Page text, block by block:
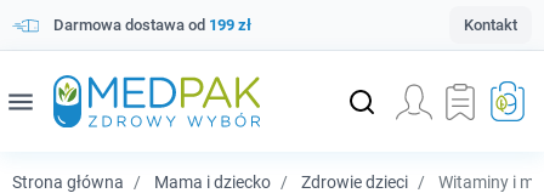
Darmowa dostawa od 199 zł Kontakt
menu
Strona główna Mama i dziecko Zdrowie dzieci Witaminy i